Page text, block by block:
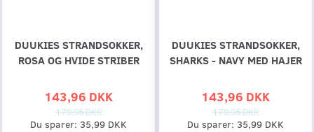
DUUKIES STRANDSOKKER,
ROSA OG HVIDE STRIBER
143,96 DKK
179,95 DKK
Du sparer: 35,99 DKK
DUUKIES STRANDSOKKER,
SHARKS - NAVY MED HAJER
143,96 DKK
179,95 DKK
Du sparer: 35,99 DKK